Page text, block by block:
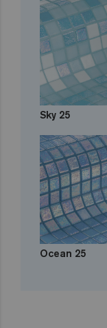
Sky 25
Ocean 25